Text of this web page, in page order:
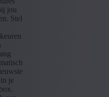
jou
Stel
je